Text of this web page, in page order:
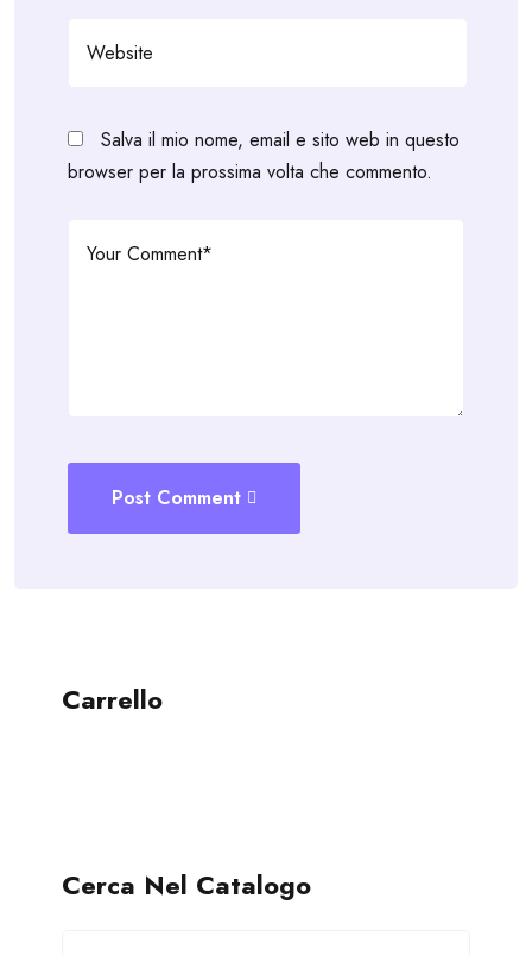
Salva il mio nome, email e sito web in questo
browser per la prossima volta che commento.
Post Comment
Carrello
Cerca Nel Catalogo